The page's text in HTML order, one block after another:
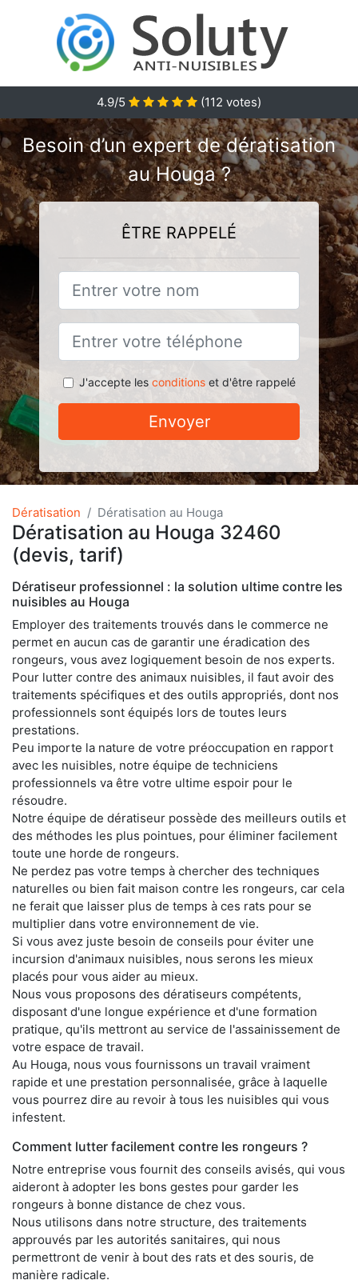
4.9/5 (112 votes)
Besoin d’un expert de dératisation
au Houga ?
ÊTRE RAPPELÉ
J'accepte les conditionset d'être rappelé
Envoyer
Dératisation Dératisation au Houga
Dératisation au Houga 32460
(devis, tarif)
Dératiseur professionnel : la solution ultime contre les
nuisibles au Houga
Employer des traitements trouvés dans le commerce ne
permet en aucun cas de garantir une éradication des
rongeurs, vous avez logiquement besoin de nos experts.
Pour lutter contre des animaux nuisibles, il faut avoir des
traitements spécifiques et des outils appropriés, dont nos
professionnels sont équipés lors de toutes leurs
prestations.
Peu importe la nature de votre préoccupation en rapport
avec les nuisibles, notre équipe de techniciens
professionnels va être votre ultime espoir pour le
résoudre.
Notre équipe de dératiseur possède des meilleurs outils et
des méthodes les plus pointues, pour éliminer facilement
toute une horde de rongeurs.
Ne perdez pas votre temps à chercher des techniques
naturelles ou bien fait maison contre les rongeurs, car cela
ne ferait que laisser plus de temps à ces rats pour se
multiplier dans votre environnement de vie.
Si vous avez juste besoin de conseils pour éviter une
incursion d'animaux nuisibles, nous serons les mieux
placés pour vous aider au mieux.
Nous vous proposons des dératiseurs compétents,
disposant d'une longue expérience et d'une formation
pratique, qu'ils mettront au service de l'assainissement de
votre espace de travail.
Au Houga, nous vous fournissons un travail vraiment
rapide et une prestation personnalisée, grâce à laquelle
vous pourrez dire au revoir à tous les nuisibles qui vous
infestent.
Comment lutter facilement contre les rongeurs ?
Notre entreprise vous fournit des conseils avisés, qui vous
aideront à adopter les bons gestes pour garder les
rongeurs à bonne distance de chez vous.
Nous utilisons dans notre structure, des traitements
approuvés par les autorités sanitaires, qui nous
permettront de venir à bout des rats et des souris, de
manière radicale.